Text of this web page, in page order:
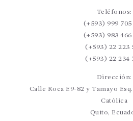
Teléfonos:
(+593) 999 705
(+593) 983 466
(+593) 22 223
(+593) 22 234
Dirección:
Calle Roca E9-82 y Tamayo
Católica
Quito,